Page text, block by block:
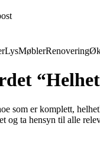
LysMøblerRenovering
som er komplett,
og ta hensyn til alle